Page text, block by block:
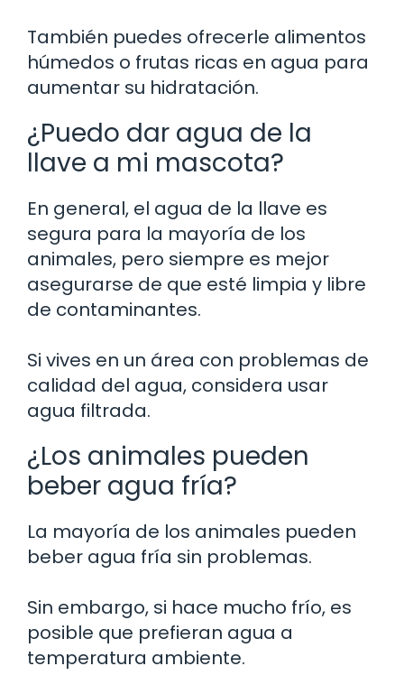
También puedes ofrecerle alimentos
húmedos o frutas ricas en agua para
aumentar su hidratación.
¿Puedo dar agua de la
llave a mi mascota?
En general, el agua de la llave es
segura para la mayoría de los
animales, pero siempre es mejor
asegurarse de que esté limpia y libre
de contaminantes.
Si vives en un área con problemas de
calidad del agua, considera usar
agua filtrada.
¿Los animales pueden
beber agua fría?
La mayoría de los animales pueden
beber agua fría sin problemas.
Sin embargo, si hace mucho frío, es
posible que prefieran agua a
temperatura ambiente.